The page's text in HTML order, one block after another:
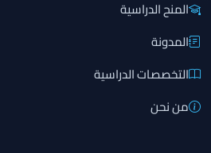
المنح الدراسية
المدونة
التخصصات الدراسية
من نحن